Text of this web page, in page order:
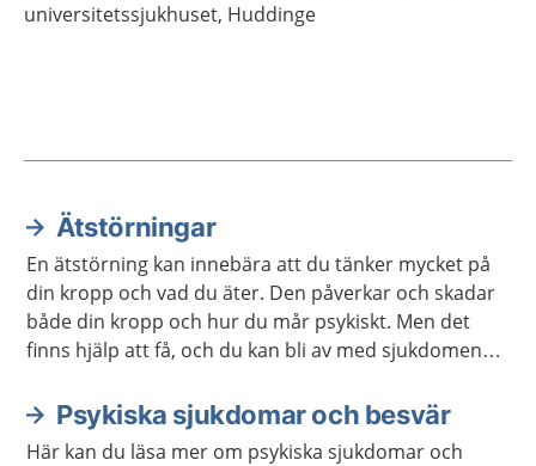
universitetssjukhuset, Huddinge
Aktuella artiklar
Ätstörningar
En ätstörning kan innebära att du tänker mycket på
din kropp och vad du äter. Den påverkar och skadar
både din kropp och hur du mår psykiskt. Men det
finns hjälp att få, och du kan bli av med sjukdomen
Psykiska sjukdomar och besvär
Här kan du läsa mer om psykiska sjukdomar och